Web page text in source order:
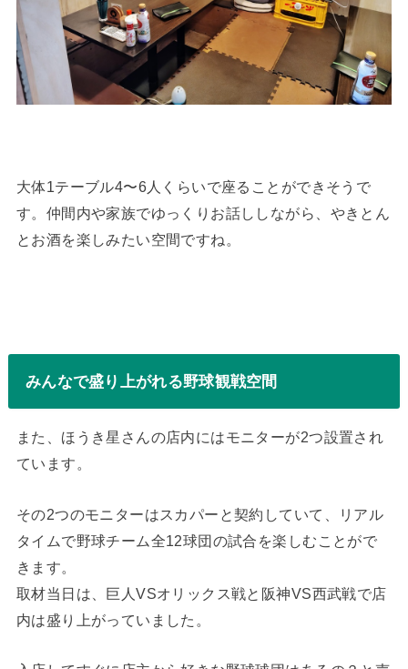
大体1テーブル4〜6人くらいで座ることができそうで
す。仲間内や家族でゆっくりお話ししながら、やきとん
とお酒を楽しみたい空間ですね。
みんなで盛り上がれる野球観戦空間
また、ほうき星さんの店内にはモニターが2つ設置され
ています。
その2つのモニターはスカパーと契約していて、リアル
タイムで野球チーム全12球団の試合を楽しむことがで
きます。
取材当日は、巨人VSオリックス戦と阪神VS西武戦で店
内は盛り上がっていました。